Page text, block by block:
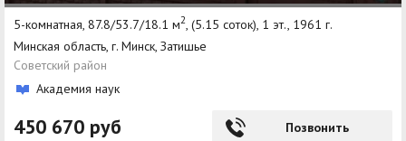
5-комнатная, 87.8/53.7/18.1 м2, (5.15 соток), 1 эт., 1961 г.
Минская область, г. Минск, Затишье
Советский район
Академия наук
450 670 руб Позвонить